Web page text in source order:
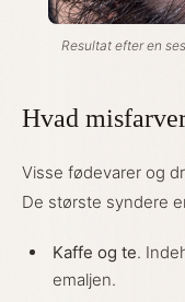
Resultat efter en
Hvad
Visse fødevarer og
De største syndere
Kaffe og te.
emaljen.